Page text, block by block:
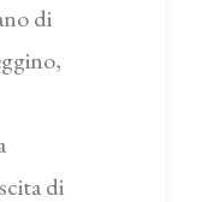
di
di